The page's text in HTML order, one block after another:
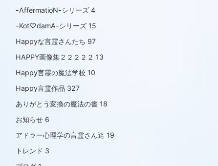
-AffermatioN-シリーズ 4
-Kot♡damA-シリーズ 15
Happyな言霊さんたち 97
HAPPY画像集２２２２２ 13
Happy言霊の魔法学校 10
Happy言霊作品 327
ありがとう変換の魔法の書 18
お知らせ 6
アドラー心理学の言霊さん達 19
トレンド 3